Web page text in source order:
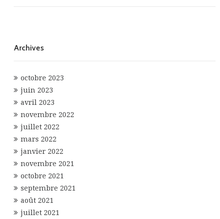
Archives
octobre 2023
juin 2023
avril 2023
novembre 2022
juillet 2022
mars 2022
janvier 2022
novembre 2021
octobre 2021
septembre 2021
août 2021
juillet 2021